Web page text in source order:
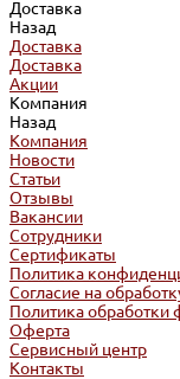
Доставка
Назад
Доставка
Доставка
Акции
Компания
Назад
Компания
Новости
Статьи
Отзывы
Вакансии
Сотрудники
Сертификаты
Политика
Согласие на
Политика обработки
Оферта
Сервисный центр
Контакты